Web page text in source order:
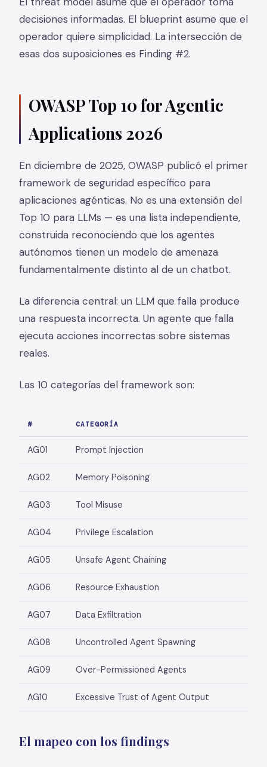
decisiones informadas. El blueprint asume que el
operador quiere simplicidad. La intersección de
esas dos suposiciones es Finding #2.
OWASP Top 10 for Agentic
Applications 2026
En diciembre de 2025, OWASP publicó el primer
framework de seguridad específico para
aplicaciones agénticas. No es una extensión del
Top 10 para LLMs — es una lista independiente,
construida reconociendo que los agentes
autónomos tienen un modelo de amenaza
fundamentalmente distinto al de un chatbot.
La diferencia central: un LLM que falla produce
una respuesta incorrecta. Un agente que falla
ejecuta acciones incorrectas sobre sistemas
reales.
Las 10 categorías del framework son:
# CATEGORÍA
AG01 Prompt Injection
AG02 Memory Poisoning
AG03 Tool Misuse
AG04 Privilege Escalation
AG05 Unsafe Agent Chaining
AG06 Resource Exhaustion
AG07 Data Exfiltration
AG08 Uncontrolled Agent Spawning
AG09 Over-Permissioned Agents
AG10 Excessive Trust of Agent Output
El mapeo con los findings